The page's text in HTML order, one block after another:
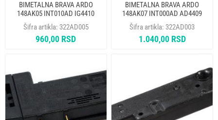
BIMETALNA BRAVA ARDO
148AK05 INT010AD IG4410
Šifra artikla: 322AD005
960,00 RSD
BIMETALNA BRAVA ARDO
148AK07 INT000AD AD4409
Šifra artikla: 322AD003
1.040,00 RSD